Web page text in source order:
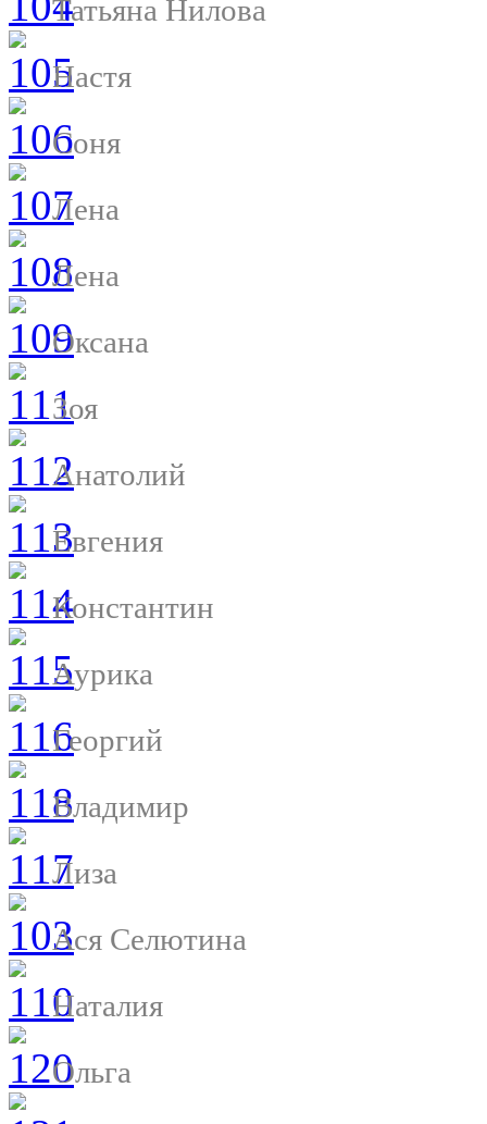
Татьяна Нилова
Настя
Соня
Лена
Лена
Оксана
Зоя
Анатолий
Евгения
Константин
Аурика
Георгий
Владимир
Лиза
Ася Селютина
Наталия
Ольга